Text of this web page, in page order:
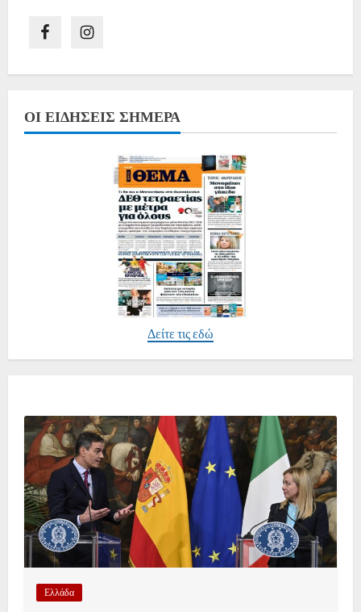
ΟΙ ΕΙΔΉΣΕΙΣ ΣΉΜΕΡΑ
Δείτε τις εδώ
Ελλάδα